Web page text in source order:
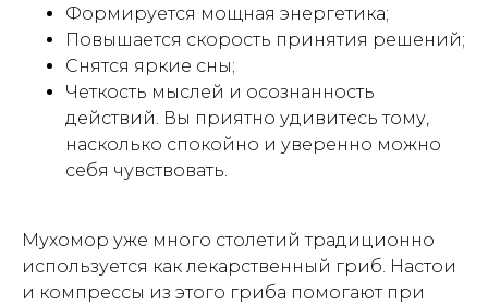
Формируется мощная энергетика;
Повышается скорость принятия решений;
Снятся яркие сны;
Четкость мыслей и осознанность
действий. Вы приятно удивитесь тому,
насколько спокойно и уверенно можно
себя чувствовать.
Мухомор уже много столетий традиционно
используется как лекарственный гриб. Настои
и компрессы из этого гриба помогают при